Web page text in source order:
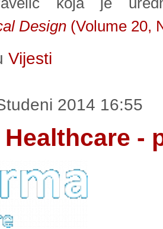
Design (Volume 20,
Vijesti
2014 16:55
-